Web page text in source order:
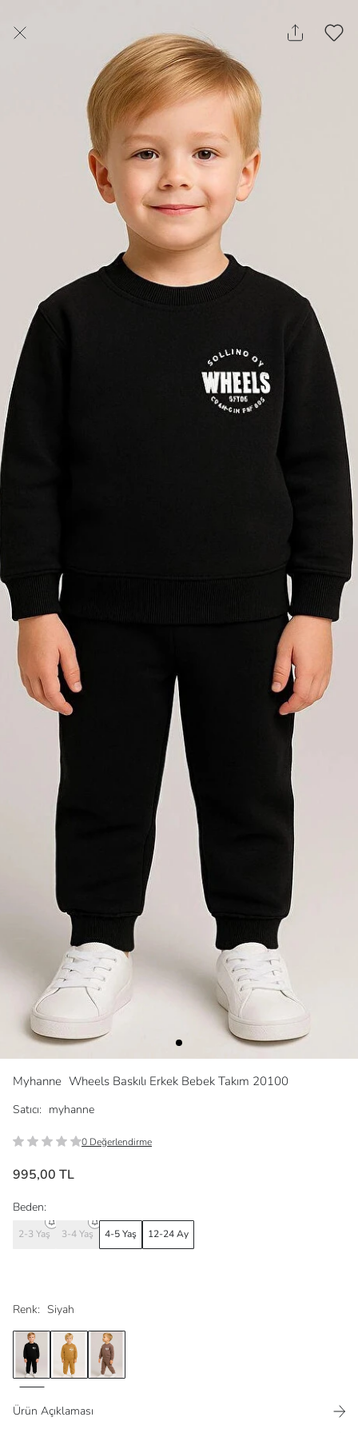
Myhanne Wheels Baskılı Erkek Bebek Takım 20100
Satıcı: myhanne
0 Değerlendirme
995,00 TL
Renk: Siyah
Beden:
2-3 Yaş 3-4 Yaş 4-5 Yaş 12-24 Ay
Ürün Açıklaması